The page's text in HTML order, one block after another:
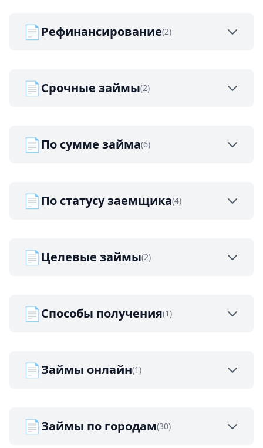
📄Рефинансирование(2)
📄Срочные займы(2)
📄По сумме займа(6)
📄По статусу заемщика(4)
📄Целевые займы(2)
📄Способы получения(1)
📄Займы онлайн(1)
📄Займы по городам(30)